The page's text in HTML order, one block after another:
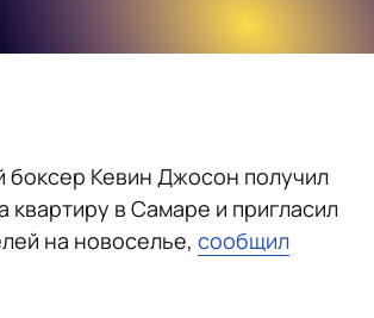
боксер Кевин Джосон получил
квартиру в Самаре и пригласил
на новоселье, сообщил